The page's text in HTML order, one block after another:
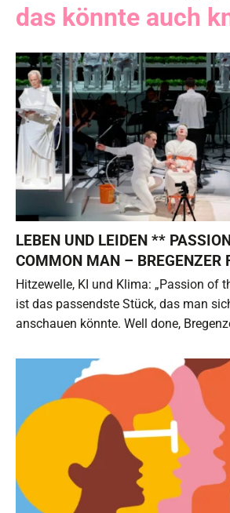
das könnte auch
LEBEN UND LEIDEN **
COMMON MAN – BREGENZER
Hitzewelle, KI und Klima: „Passion of
ist das passendste Stück, das man
anschauen könnte. Well done,